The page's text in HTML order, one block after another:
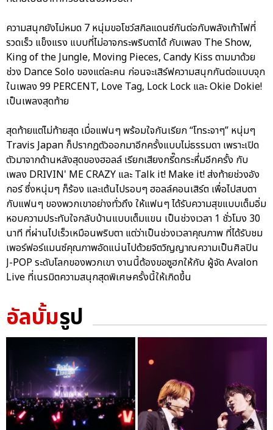
ความสนุกยังไม่หมด 7 หนุ่มขอโชว์สกิลแดนซ์กันต่อกับพลังเท้าไฟที่
รวดเร็ว แข็งแรง แบบที่ไม่อาจกระพริบตาได้ กับเพลง The Show,
King of the Jungle, Moving Pieces, Candy Kiss ตามมาด้วย
ช่วง Dance Solo ของแต่ละคน ก่อนจะเสิร์ฟความสนุกกันต่อแบบจุก
ในเพลง 99 PERCENT, Love Tag, Lock Lock และ Okie Dokie!
เป็นเพลงสุดท้าย
สุดท้ายแต่ไม่ท้ายสุด เมื่อแฟนๆ พร้อมใจกันเรียก “โทระจาๆ” หนุ่มๆ
Travis Japan ก็ปรากฏตัวออกมาอีกครั้งแบบไม่ธรรมดา เพราะเปิด
ตัวมาจากด้านหลังสุดของฮอลล์ เรียกเสียงกรี๊ดกระหึ่มอีกครั้ง กับ
เพลง DRIVIN' ME CRAZY และ Talk it! Make it! ส่งท้ายช่วงอัง
กอร์ ซึ่งหนุ่มๆ ก็ร้อง และเต้นไปรอบๆ ฮอลล์คอนเสิร์ต เพื่อไปสบตา
กับแฟนๆ ของพวกเขาอย่างทั่วถึง ให้แฟนๆ ได้รับความสุขแบบเต็มอิ่ม
หอบความประทับใจกลับบ้านแบบเต็มแขน เป็นช่วงเวลา 1 ชั่วโมง 30
นาที ที่ผ่านไปเร็วเหมือนพริบตา แต่ว่าเป็นช่วงเวลาคุณภาพ ที่ได้รับชม
เพอร์ฟอร์แมนซ์คุณภาพอัดแน่นไปด้วยจิตวิญญาณความเป็นศิลปิน
J-POP ระดับโลกของพวกเขา งานนี้ต้องขอซูฮกให้กับ ผู้จัด Avalon
Live ที่เนรมิตความสนุกสุดพิเศษครั้งนี้ให้เกิดขึ้น
อัลบั้มรูป